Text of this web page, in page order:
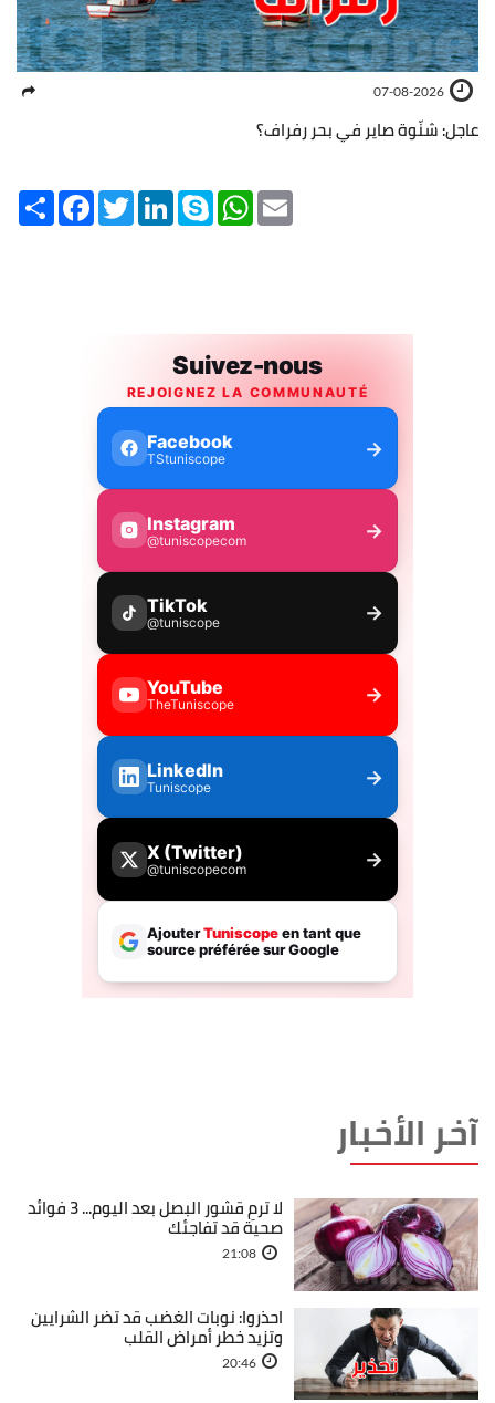
07-08-2026
عاجل: شنّوة صاير في بحر رفراف؟
Share FacebookTwitterLinkedInSkype WhatsApp
آخر الأخبار
لا ترمِ قشور البصل بعد اليوم... 3 فوائد
صحية قد تفاجئك
21:08
احذروا: نوبات الغضب قد تضر الشرايين
وتزيد خطر أمراض القلب
20:46